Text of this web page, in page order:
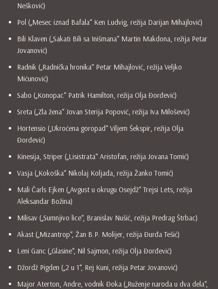
Nešković)
Pol („Mesec iznad Bafala“ Ken Ludvig, režija Darijan Mihajlović)
Bili Klaven („Sakati Bili sa Inišmana“ Martin Makdona, režija Petar
Jovanović)
Radnik („Radnička hronika“ Petar Mihajlović, režija Veljko
Mićunović)
Sabo („Konopac“ Patrik Hamilton, režija Olja Đorđević)
Sreta („Zla žena“ Jovan Sterija Popović, režija Iva Milošević)
Hortensio („Ukroćena goropad“ Viljem Šekspir, režija Olja
Đorđević)
Kinesija, Striper („Lisistrata“ Aristofan, režija Jovana Tomić)
Vasja („Kokoška“ Nikolaj Koljada, režija Žanko Tomić)
Mali Čarls Ejken („Avgust u okrugu Osejdž“ Trejsi Lets, režija
Aleksandar Božina)
Milisav („Sumnjivo lice“, Branislav Nušić, režija Predrag Štrbac)
Akast („Mizantrop“, Žan B.P. Molijer, režija Đurđa Tešić)
Leni Ganc („Glasine“, Nil Sajmon, režija Olja Đorđević)
Džordž Pigden („2 u 1“, Rej Kuni, režija Petar Jovanović)
Major Aterton, Andre, vodnik Đoka („Ruženje naroda u dva dela“,